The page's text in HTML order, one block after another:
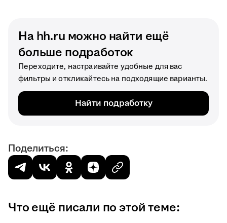
На hh.ru можно найти ещё
больше подработок
Переходите, настраивайте удобные для вас
фильтры и откликайтесь на подходящие варианты.
Найти подработку
Поделиться:
Что ещё писали по этой теме: